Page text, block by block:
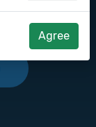
Agree